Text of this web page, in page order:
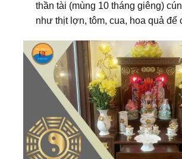
thần tài (mùng 10 tháng giêng)
như thịt lợn, tôm, cua, hoa quả để